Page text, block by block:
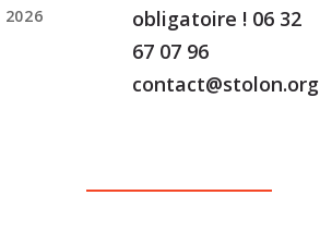
obligatoire ! 06 32
67 07 96
contact@stolon.org
2026